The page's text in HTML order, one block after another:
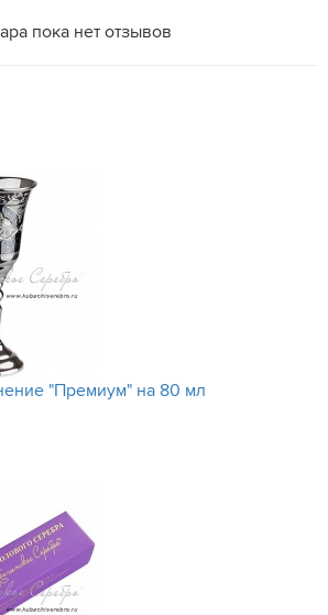
пока нет отзывов
"Премиум" на 80 мл